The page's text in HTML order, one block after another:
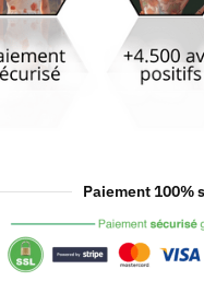
Paiement 100%